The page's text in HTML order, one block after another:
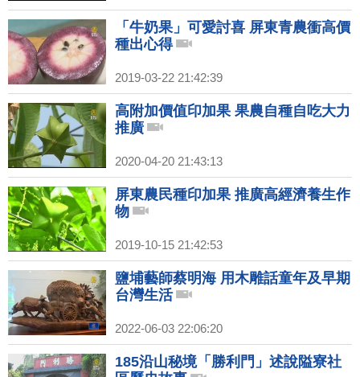
「牛奶果」可愛討喜 屏東青農衝高價
種出心得
2019-03-22 21:42:39
高附加價值印加果 果農自種自吃大力
推廣
2020-04-20 21:43:13
屏東農民種印加果 推廣高經濟養生作
物
2019-10-15 21:42:53
鹽埔藝師蔡明海 用木雕話童年及早期
台灣生活
2022-06-03 22:06:20
185沿山秘境「勝利門」述說隘寮社